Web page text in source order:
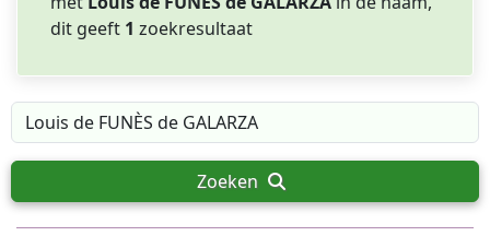
dit geeft 1 zoekresultaat
Zoeken